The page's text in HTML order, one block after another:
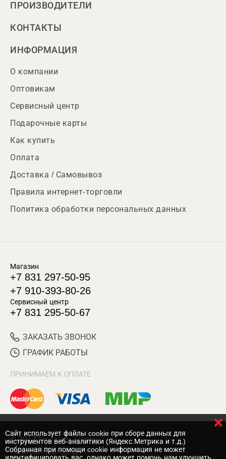
ПРОИЗВОДИТЕЛИ
КОНТАКТЫ
ИНФОРМАЦИЯ
О компании
Оптовикам
Сервисный центр
Подарочные карты
Как купить
Оплата
Доставка / Самовывоз
Правила интернет-торговли
Политика обработки персональных данных
Магазин
+7 831 297-50-95
+7 910-393-80-26
Сервисный центр
+7 831 295-50-67
ЗАКАЗАТЬ ЗВОНОК
ГРАФИК РАБОТЫ
ПРИНИМАЕМ К ОПЛАТЕ
© 2017 Магазин Хозяин
Нижний Новгород
Cайт использует файлы cookie при сборе данных для
инструментов веб-аналитики (Яндекс.Метрика и т.д.)
Собранная при помощи cookie информация не может